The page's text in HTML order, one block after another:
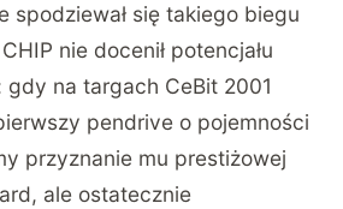
spodziewał się takiego biegu
nie docenił potencjału
na targach CeBit 2001
pendrive o pojemności
przyznanie mu prestiżowej
ale ostatecznie